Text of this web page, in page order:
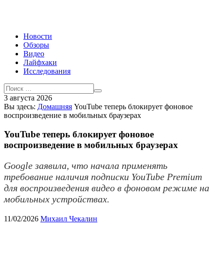
Новости
Обзоры
Видео
Лайфхаки
Исследования
3 августа 2026
Вы здесь: Домашняя YouTube теперь блокирует фоновое
воспроизведение в мобильных браузерах
YouTube теперь блокирует фоновое
воспроизведение в мобильных браузерах
Google заявила, что начала применять
требование наличия подписки YouTube Premium
для воспроизведения видео в фоновом режиме на
мобильных устройствах.
11/02/2026 Михаил Чекалин